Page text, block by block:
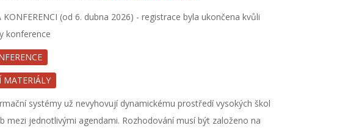
KONFERENCI (od 6. dubna 2026) - registrace byla ukončena kvůli
konference
MATERIÁLY
systémy už nevyhovují dynamickému prostředí vysokých škol
mezi jednotlivými agendami. Rozhodování musí být založeno na